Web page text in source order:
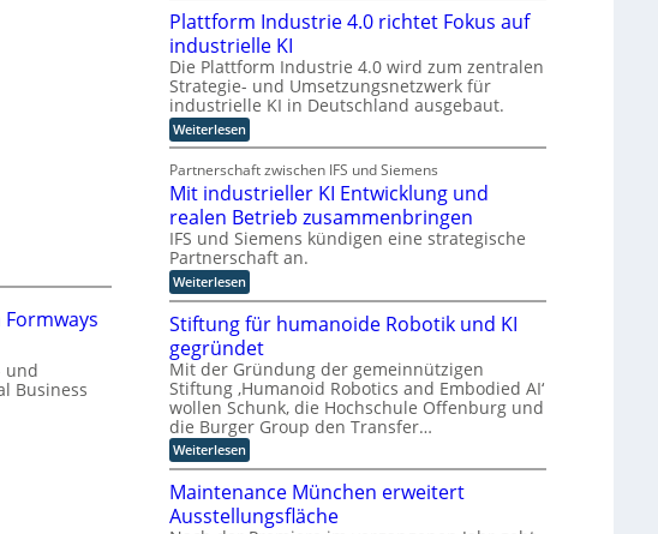
und
Business
u
n
d
k
ü
n
s
l
i
c
h
e
r
I
n
t
e
l
l
i
g
n
z
i
m
m
t
i
n
d
e
r
D
A
C
H
-
I
n
d
u
s
t
r
e
z
-
A
s
s
i
s
t
e
n
t
s
t
a
t
t
k
l
a
s
s
i
s
c
h
e
Z
e
t
i
Plattform Industrie 4.0 richtet Fokus auf
industrielle KI
Die Plattform Industrie 4.0 wird zum zentralen
Strategie- und Umsetzungsnetzwerk für
industrielle KI in Deutschland ausgebaut.
Weiterlesen:
P
a
t
t
f
o
r
m
I
n
d
u
s
t
r
i
e
4
.
r
i
Partnerschaft zwischen IFS und Siemens
Mit industrieller KI Entwicklung und
realen Betrieb zusammenbringen
IFS und Siemens kündigen eine strategische
Partnerschaft an.
Weiterlesen:
M
i
t
i
n
d
u
s
t
r
i
l
l
Stiftung für humanoide Robotik und KI
gegründet
Mit der Gründung der gemeinnützigen
Stiftung ‚Humanoid Robotics and Embodied AI‘
wollen Schunk, die Hochschule Offenburg und
die Burger Group den Transfer…
Weiterlesen:
S
i
f
Maintenance München erweitert
Ausstellungsfläche